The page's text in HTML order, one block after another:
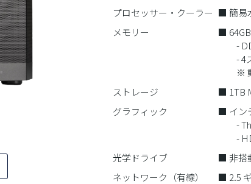
プロセッサー・クーラー ■ 簡易
メモリー
■ 64GB
-
- 4ス
※ 動
ストレージ
■ 1TB
グラフィック
■ イン
-
-
光学ドライブ
■ 非搭
ネットワーク（有線）
■ 2.5